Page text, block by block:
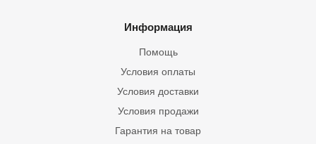
Информация
Помощь
Условия оплаты
Условия доставки
Условия продажи
Гарантия на товар